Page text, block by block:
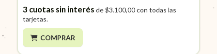
3cuotas sin interés de$3.100,00con todas las
tarjetas.
COMPRAR